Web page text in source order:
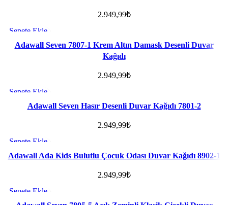
2.949,99₺
Sepete Ekle
Favorilere ekle
Adawall Seven 7807-1 Krem Altın Damask Desenli Duvar
Kağıdı
2.949,99₺
Sepete Ekle
Favorilere ekle
Adawall Seven Hasır Desenli Duvar Kağıdı 7801-2
2.949,99₺
Sepete Ekle
Favorilere ekle
Adawall Ada Kids Bulutlu Çocuk Odası Duvar Kağıdı 8902-1
2.949,99₺
Sepete Ekle
Favorilere ekle